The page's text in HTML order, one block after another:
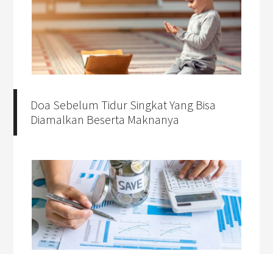
Doa Sebelum Tidur Singkat Yang Bisa
Diamalkan Beserta Maknanya